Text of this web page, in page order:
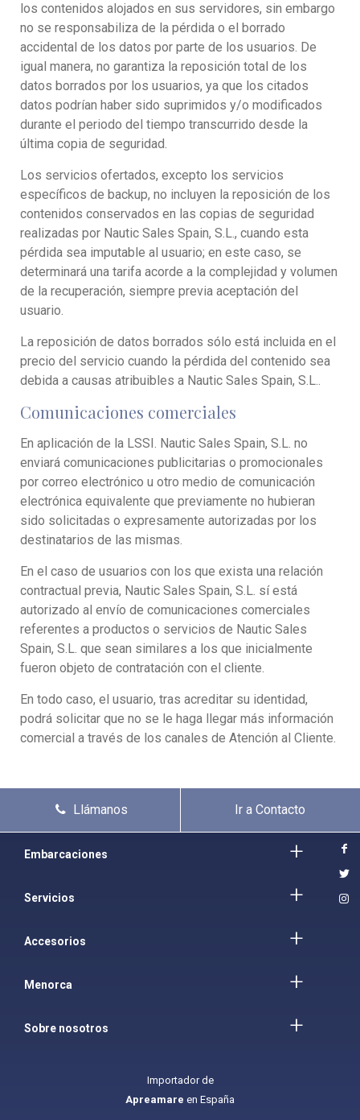
los contenidos alojados en sus servidores, sin embargo
no se responsabiliza de la pérdida o el borrado
accidental de los datos por parte de los usuarios. De
igual manera, no garantiza la reposición total de los
datos borrados por los usuarios, ya que los citados
datos podrían haber sido suprimidos y/o modificados
durante el periodo del tiempo transcurrido desde la
última copia de seguridad.
Los servicios ofertados, excepto los servicios
específicos de backup, no incluyen la reposición de los
contenidos conservados en las copias de seguridad
realizadas por Nautic Sales Spain, S.L., cuando esta
pérdida sea imputable al usuario; en este caso, se
determinará una tarifa acorde a la complejidad y volumen
de la recuperación, siempre previa aceptación del
usuario.
La reposición de datos borrados sólo está incluida en el
precio del servicio cuando la pérdida del contenido sea
debida a causas atribuibles a Nautic Sales Spain, S.L..
Comunicaciones comerciales
En aplicación de la LSSI. Nautic Sales Spain, S.L. no
enviará comunicaciones publicitarias o promocionales
por correo electrónico u otro medio de comunicación
electrónica equivalente que previamente no hubieran
sido solicitadas o expresamente autorizadas por los
destinatarios de las mismas.
En el caso de usuarios con los que exista una relación
contractual previa, Nautic Sales Spain, S.L. sí está
autorizado al envío de comunicaciones comerciales
referentes a productos o servicios de Nautic Sales
Spain, S.L. que sean similares a los que inicialmente
fueron objeto de contratación con el cliente.
En todo caso, el usuario, tras acreditar su identidad,
podrá solicitar que no se le haga llegar más información
comercial a través de los canales de Atención al Cliente.
Llámanos Ir a Contacto
Embarcaciones
Servicios
Accesorios
Menorca
Sobre nosotros
Importador de
Apreamare en España